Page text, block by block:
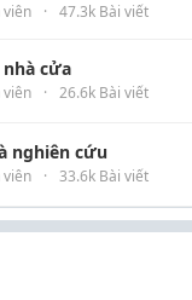
viên · 47.3k Bài viết
nhà cửa
viên · 26.6k Bài viết
nghiên cứu
viên · 33.6k Bài viết